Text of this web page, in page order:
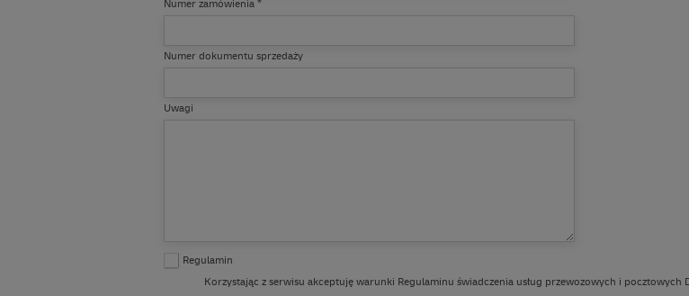
Numer zamówienia *
Numer dokumentu sprzedaży
Uwagi
Regulamin
Korzystając z serwisu akceptuję warunki Regulaminu świadczenia usług przewozowych i pocztowych